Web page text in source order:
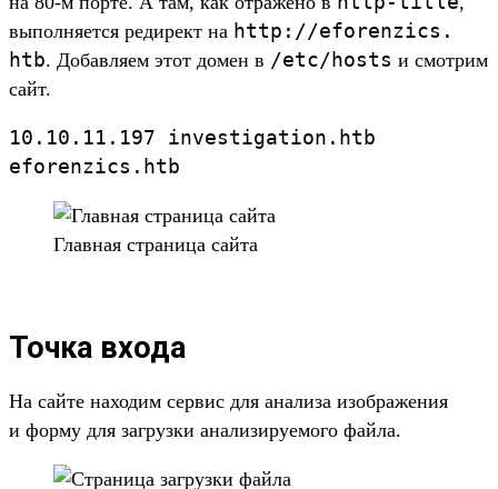
выпол­няет­ся редирект на http://eforenzics.
htb. Добав­ляем этот домен в /etc/hosts и смот­рим
сайт.
10. 10. 11. 197 investigation. htb
eforenzics. htb
Глав­ная стра­ница сай­та
Точка входа
На сай­те находим сер­вис для ана­лиза изоб­ражения
и фор­му для заг­рузки ана­лизи­руемо­го фай­ла.